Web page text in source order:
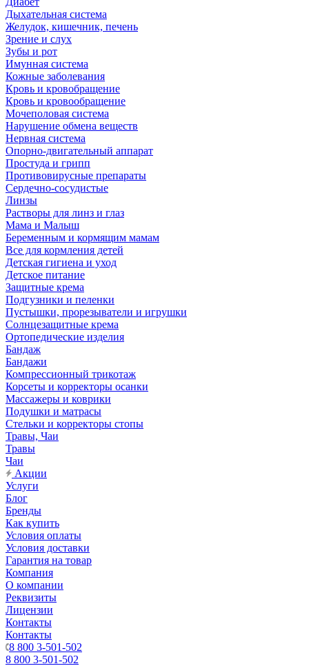
Дыхательная система
Желудок, кишечник, печень
Зрение и слух
Зубы и рот
Имунная система
Кожные заболевания
Кровь и кровобращение
Кровь и кровообращение
Мочеполовая система
Нарушение обмена веществ
Нервная система
Опорно-двигательный аппарат
Простуда и грипп
Противовирусные препараты
Сердечно-сосудистые
Линзы
Растворы для линз и глаз
Мама и Малыш
Беременным и кормящим мамам
Все для кормления детей
Детская гигиена и уход
Детское питание
Защитные крема
Подгузники и пеленки
Пустышки, прорезыватели и игрушки
Солнцезащитные крема
Ортопедические изделия
Бандаж
Бандажи
Компрессионный трикотаж
Корсеты и корректоры осанки
Массажеры и коврики
Подушки и матрасы
Стельки и корректоры стопы
Травы, Чаи
Травы
Чаи
Акции
Услуги
Блог
Бренды
Как купить
Условия оплаты
Условия доставки
Гарантия на товар
Компания
О компании
Реквизиты
Лицензии
Контакты
Контакты
8 800 3-501-502
8 800 3-501-502